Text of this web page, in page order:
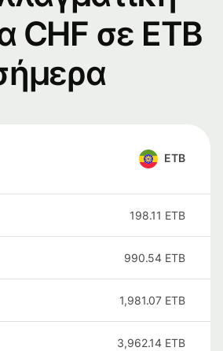
CHF σε ETB
ETB
198.11 ETB
990.54 ETB
1,981.07 ETB
3,962.14 ETB